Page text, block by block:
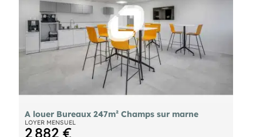
A louer Bureaux 247m² Champs sur marne
LOYER MENSUEL
2 882 €